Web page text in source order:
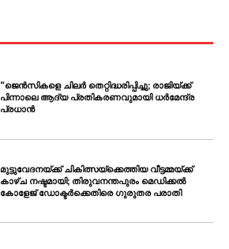
“ജെൻസികളെ ചിലർ തെറ്റിദ്ധരിപ്പിച്ചു; രാജിയ്ക്ക്
പിന്നാലെ ആദ്യ പ്രതികരണവുമായി ധർമേന്ദ്ര
പ്രധാൻ
മുട്ടുവേദനയ്ക്ക് ചികിത്സയ്‌ക്കെത്തിയ വീട്ടമ്മയ്ക്ക്
കാഴ്ച നഷ്ടമായി; തിരുവനന്തപുരം മെഡിക്കൽ
കോളേജ് ഡോക്ടർക്കെതിരെ ഗുരുതര പരാതി